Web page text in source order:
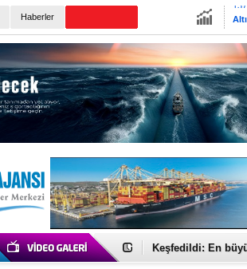
Haberler
Hürmüz’de
Keşfedildi: En
D-Marin,